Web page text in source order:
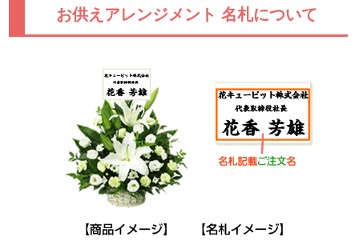
お供えアレンジメント 名札について